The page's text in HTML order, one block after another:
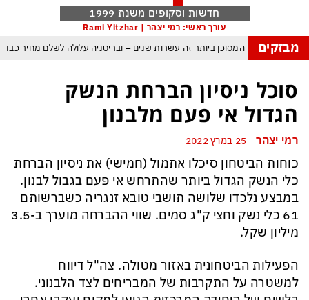
חדשות וסקופים משנת 1999
עורך ראשי: רמי יצהר | Rami Yitzhar
מבזקים
נכנס לעידן המסוכן ביותר זה עשרות שנים – ובריטניה עלולה לשלם מחיר כבד
מי היה מאמין שבאר שבע תנצח את הכוכב האדום?
ומיירטים להגנה – טראמפ נשאר רק עם ציוצי האיום המגוחכים שלא מזיזים לטהרן
כמדיניות: כך הפכה ההוצאה להורג לכלי ההרתעה המרכזי של המשטר האיראני
א-סיסי, ארדואן ושליט קטאר מכנסים פגישת ״כיפה אדומה״ לנתניהו בנושא עזה
סוכל ניסיון הברחת הנשק
הגדול אי פעם מלבנון
רמי יצהר
כוחות הביטחון סיכלו אתמול (חמישי) את ניסיון הברחת
כלי הנשק הגדול ביותר שהתרחש אי פעם בגבול לבנון.
במבצע נלכדו שלושה תושבי טובא זנגריה כשברשותם
61 כלי נשק וחצי ק"ג סמים. שווי ההברחה מוערך ב-3.5
מיליון שקל.
הפעילות הביטחונית באזור מטולה. צה"ל דיווח
למשטרה על התקרבות של המבריחים לצד הלבנוני.